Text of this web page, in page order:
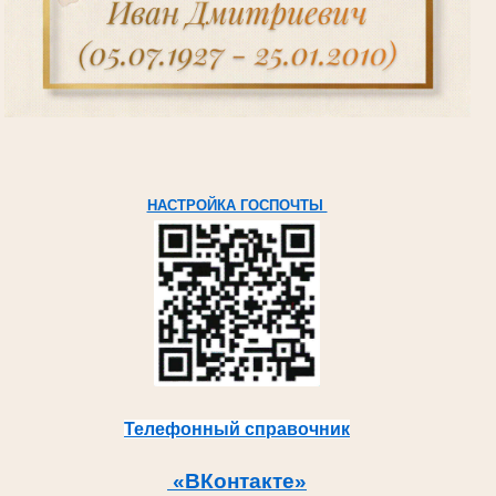
НАСТРОЙКА ГОСПОЧТЫ
Телефонный справочник
«ВКонтакте»